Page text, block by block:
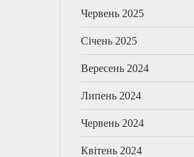
Червень 2025
Січень 2025
Вересень 2024
Липень 2024
Червень 2024
Квітень 2024